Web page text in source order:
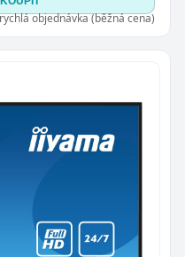
objednávka (běžná cena)